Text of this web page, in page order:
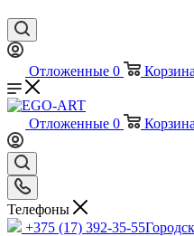
Отложенные 0 Корзина
Отложенные 0 Корзина
Телефоны
+375 (17) 392-35-55